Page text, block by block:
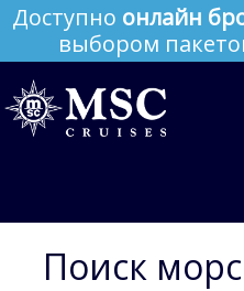
Доступно онлайн
выбором
Поиск